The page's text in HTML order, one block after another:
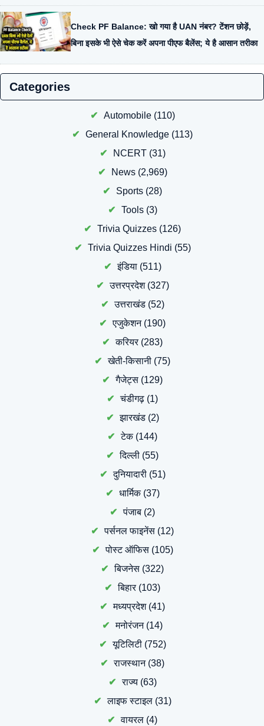
Check PF Balance: खो गया है UAN नंबर? टेंशन छोड़ें,
बिना इसके भी ऐसे चेक करें अपना पीएफ बैलेंस; ये है आसान तरीका
Categories
Automobile(110)
General Knowledge (113)
NCERT(31)
News(2,969)
Sports (28)
Tools(3)
Trivia Quizzes (126)
Trivia Quizzes Hindi (55)
इंडिया(511)
उत्तरप्रदेश(327)
उत्तराखंड(52)
एजुकेशन(190)
करियर(283)
खेती-किसानी (75)
गैजेट्स (129)
चंडीगढ़ (1)
झारखंड(2)
टेक(144)
दिल्ली (55)
दुनियादारी(51)
धार्मिक(37)
पंजाब (2)
पर्सनल फाइनेंस (12)
पोस्ट ऑफिस(105)
बिजनेस (322)
बिहार(103)
मध्यप्रदेश(41)
मनोरंजन(14)
यूटिलिटी(752)
राजस्थान(38)
राज्य(63)
लाइफ स्टाइल(31)
वायरल (4)